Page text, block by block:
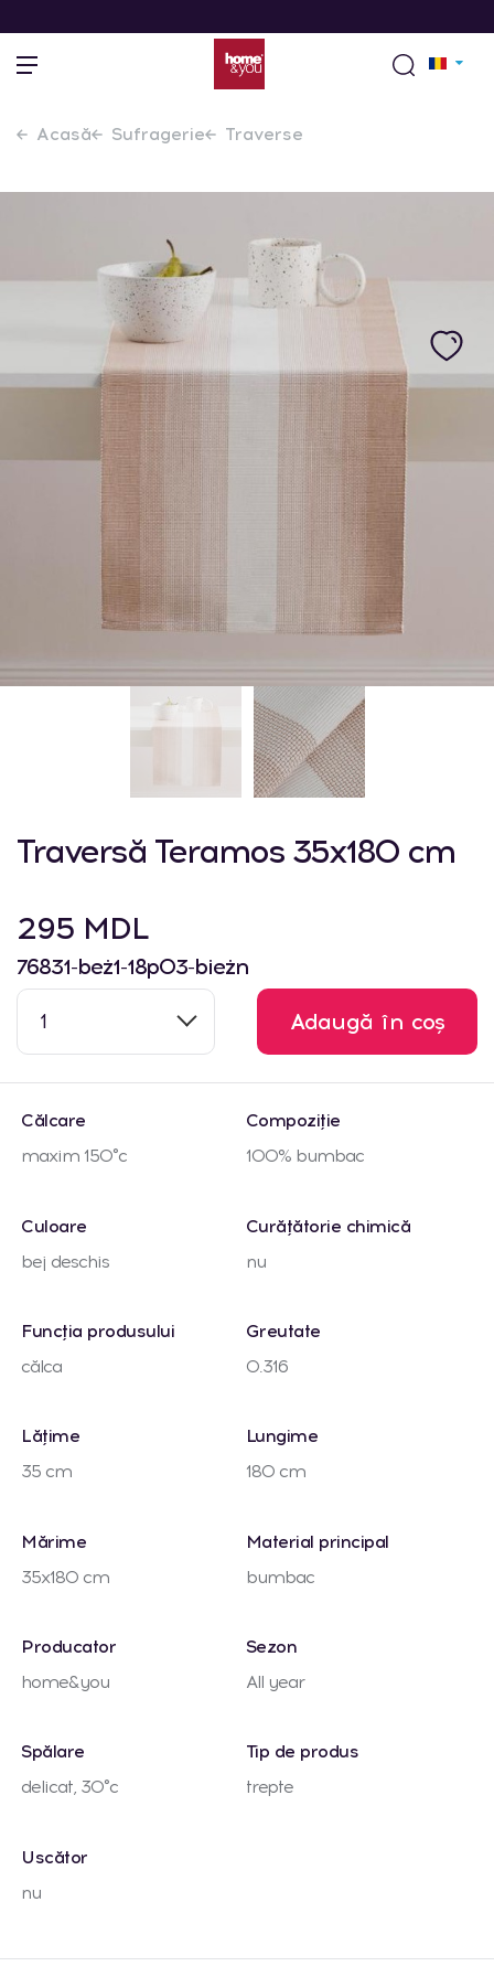
Acasă Sufragerie Traverse
Traversă Teramos 35x180 cm
295 MDL
76831-beż1-18p03-bieżn
1 Adaugă în coș
Călcare
maxim 150°c
Compoziție
100% bumbac
Culoare
bej deschis
Curățătorie chimică
nu
Funcția produsului
călca
Greutate
0.316
Lățime
35 cm
Lungime
180 cm
Mărime
35x180 cm
Material principal
bumbac
Producator
home&you
Sezon
All year
Spălare
delicat, 30°c
Tip de produs
trepte
Uscător
nu